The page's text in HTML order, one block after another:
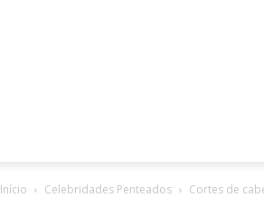
Início Celebridades Penteados Cortes de